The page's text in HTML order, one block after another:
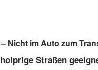
– Nicht im Auto zum
Straßen